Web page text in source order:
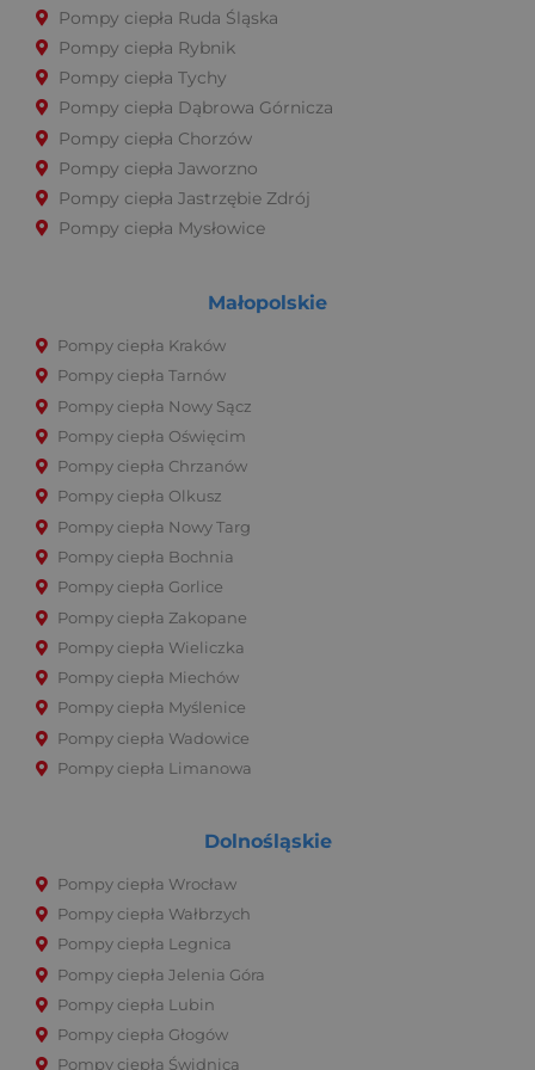
Pompy ciepła Ruda Śląska
Pompy ciepła Rybnik
Pompy ciepła Tychy
Pompy ciepła Dąbrowa Górnicza
Pompy ciepła Chorzów
Pompy ciepła Jaworzno
Pompy ciepła Jastrzębie Zdrój
Pompy ciepła Mysłowice
Małopolskie
Pompy ciepła Kraków
Pompy ciepła Tarnów
Pompy ciepła Nowy Sącz
Pompy ciepła Oświęcim
Pompy ciepła Chrzanów
Pompy ciepła Olkusz
Pompy ciepła Nowy Targ
Pompy ciepła Bochnia
Pompy ciepła Gorlice
Pompy ciepła Zakopane
Pompy ciepła Wieliczka
Pompy ciepła Miechów
Pompy ciepła Myślenice
Pompy ciepła Wadowice
Pompy ciepła Limanowa
Dolnośląskie
Pompy ciepła Wrocław
Pompy ciepła Wałbrzych
Pompy ciepła Legnica
Pompy ciepła Jelenia Góra
Pompy ciepła Lubin
Pompy ciepła Głogów
Pompy ciepła Świdnica